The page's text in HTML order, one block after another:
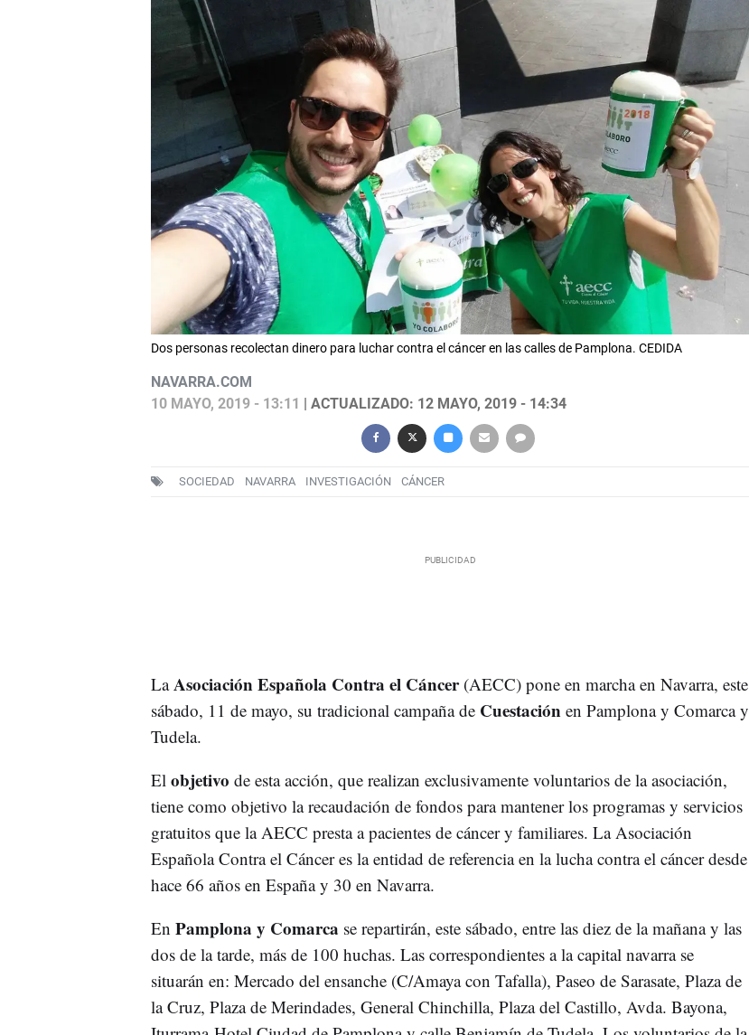
Dos personas recolectan dinero para luchar contra el cáncer en las calles de Pamplona. CEDIDA
NAVARRA.COM
10 MAYO, 2019 - 13:11 | ACTUALIZADO: 12 MAYO, 2019 - 14:34
SOCIEDAD NAVARRA INVESTIGACIÓN CÁNCER
LaAsociación Española Contra el Cáncer (AECC) pone en marcha en Navarra, este
sábado, 11 de mayo, su tradicional campaña de Cuestación en Pamplona y Comarca y
Tudela.
El objetivo de esta acción, que realizan exclusivamente voluntarios de la asociación,
tiene como objetivo la recaudación de fondos para mantener los programas y servicios
gratuitos que la AECC presta a pacientes de cáncer y familiares. La Asociación
Española Contra el Cáncer es la entidad de referencia en la lucha contra el cáncer desde
hace 66 años en España y 30 en Navarra.
En Pamplona y Comarca se repartirán, este sábado, entre las diez de la mañana y las
dos de la tarde, más de 100 huchas. Las correspondientes a la capital navarra se
situarán en: Mercado del ensanche (C/Amaya con Tafalla), Paseo de Sarasate, Plaza de
la Cruz, Plaza de Merindades, General Chinchilla, Plaza del Castillo, Avda. Bayona,